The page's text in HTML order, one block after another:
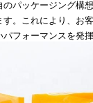
パッケージング構
。これにより、お
フォーマンスを発揮